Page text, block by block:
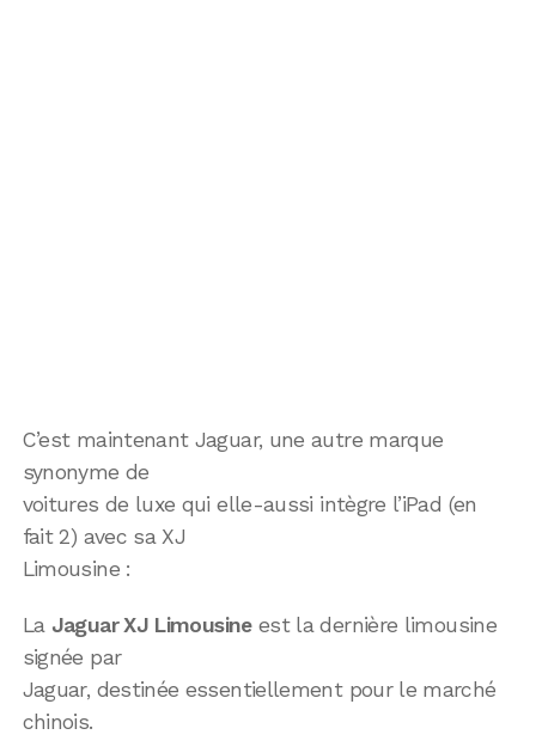
C’est maintenant Jaguar, une autre marque
synonyme de
voitures de luxe qui elle-aussi intègre l’iPad (en
fait 2) avec sa XJ
Limousine :
La Jaguar XJ Limousineest la dernière limousine
signée par
Jaguar, destinée essentiellement pour le marché
chinois.